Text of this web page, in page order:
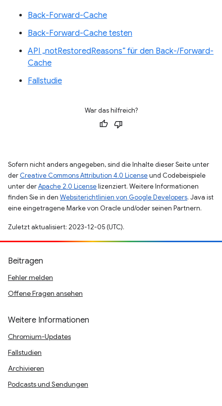
Back-Forward-Cache
Back-Forward-Cache testen
API „notRestoredReasons“ für den Back-/Forward-
Cache
Fallstudie
War das hilfreich?
Sofern nicht anders angegeben, sind die Inhalte dieser Seite unter
der Creative Commons Attribution 4.0 Licenseund Codebeispiele
unter derApache 2.0 Licenselizenziert. Weitere Informationen
finden Sie in den Websiterichtlinien von Google Developers. Java ist
eine eingetragene Marke von Oracle und/oder seinen Partnern.
Zuletzt aktualisiert: 2023-12-05 (UTC).
Beitragen
Fehler melden
Offene Fragen ansehen
Weitere Informationen
Chromium-Updates
Fallstudien
Archivieren
Podcasts und Sendungen